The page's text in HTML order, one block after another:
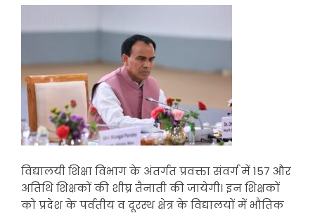
विद्यालयी शिक्षा विभाग के अंतर्गत प्रवक्ता संवर्ग में 157 और
अतिथि शिक्षकों की शीघ्र तैनाती की जायेगी। इन शिक्षकों
को प्रदेश के पर्वतीय व दूरस्थ क्षेत्र के विद्यालयों में भौतिक